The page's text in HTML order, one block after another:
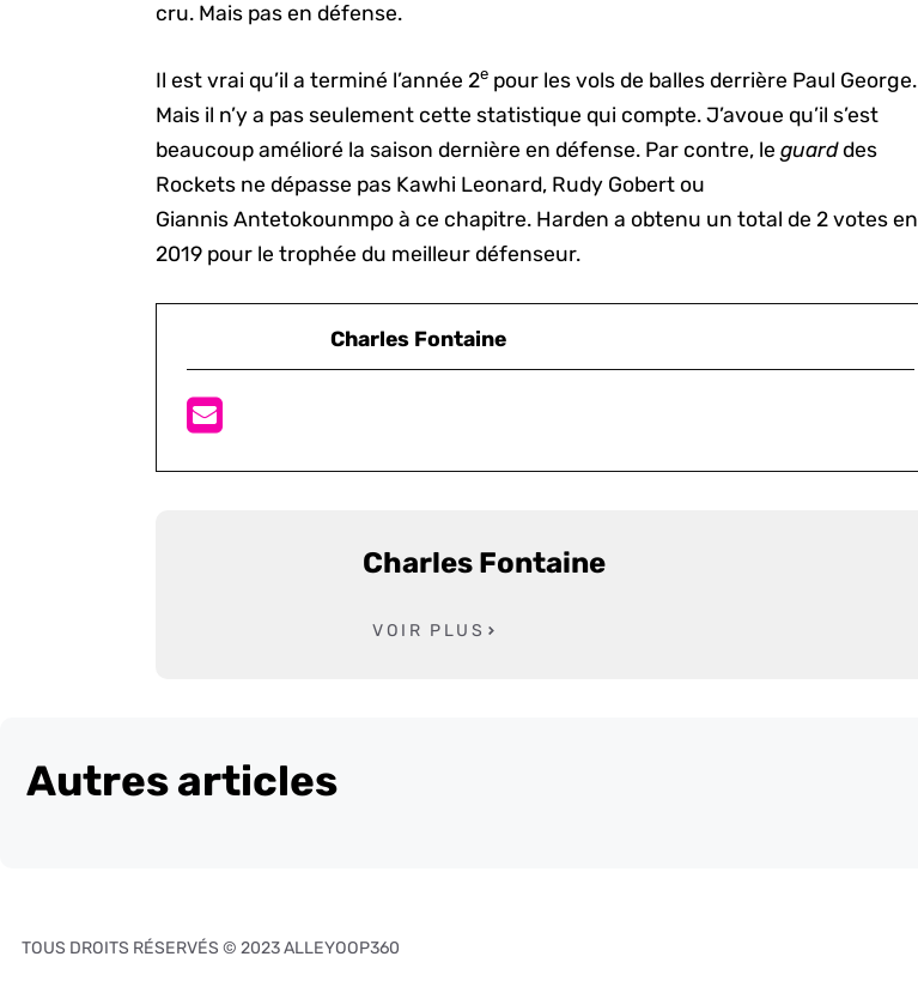
cru. Mais pas en défense.
Il est vrai qu’il a terminé l’année 2e pour les vols de balles derrière Paul George.
Mais il n’y a pas seulement cette statistique qui compte. J’avoue qu’il s’est
beaucoup amélioré la saison dernière en défense. Par contre, leguarddes
Rockets ne dépasse pas Kawhi Leonard, Rudy Gobert ou
Giannis Antetokounmpo à ce chapitre. Harden a obtenu un total de 2 votes en
2019 pour le trophée du meilleur défenseur.
Charles Fontaine
Charles Fontaine
VOIR PLUS
Autres articles
TOUS DROITS RÉSERVÉS © 2023 ALLEYOOP360